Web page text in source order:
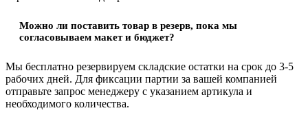
Можно ли поставить товар в резерв, пока мы
согласовываем макет и бюджет?
Мы бесплатно резервируем складские остатки на срок до 3-5
рабочих дней. Для фиксации партии за вашей компанией
отправьте запрос менеджеру с указанием артикула и
необходимого количества.